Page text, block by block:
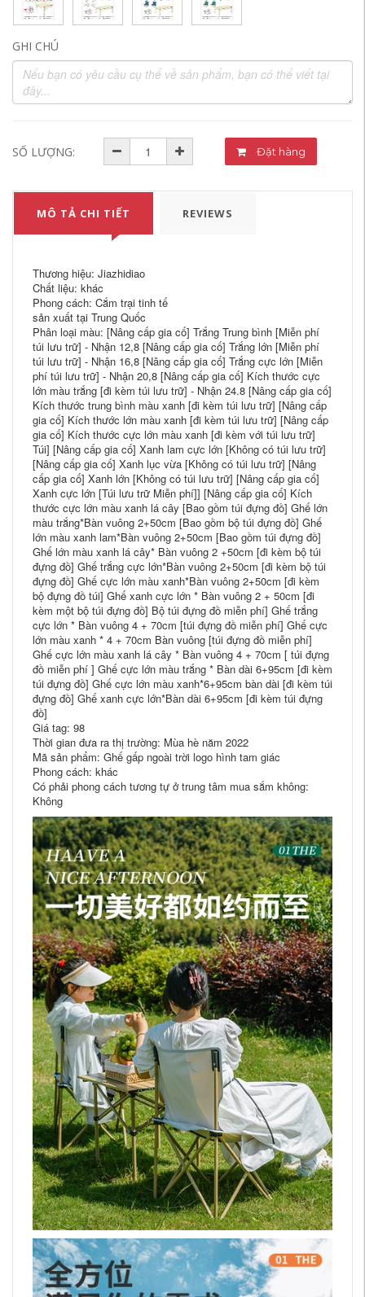
GHI CHÚ
SỐ LƯỢNG: Đặt hàng
MÔ TẢ CHI TIẾT REVIEWS
Thương hiệu: Jiazhidiao
Chất liệu: khác
Phong cách: Cắm trại tinh tế
sản xuất tại Trung Quốc
Phân loại màu: [Nâng cấp gia cố] Trắng Trung bình [Miễn phí
túi lưu trữ] - Nhận 12,8 [Nâng cấp gia cố] Trắng lớn [Miễn phí
túi lưu trữ] - Nhận 16,8 [Nâng cấp gia cố] Trắng cực lớn [Miễn
phí túi lưu trữ] - Nhận 20,8 [Nâng cấp gia cố] Kích thước cực
lớn màu trắng [đi kèm túi lưu trữ] - Nhận 24.8 [Nâng cấp gia cố]
Kích thước trung bình màu xanh [đi kèm túi lưu trữ] [Nâng cấp
gia cố] Kích thước lớn màu xanh [đi kèm túi lưu trữ] [Nâng cấp
gia cố] Kích thước cực lớn màu xanh [đi kèm với túi lưu trữ]
Túi] [Nâng cấp gia cố] Xanh lam cực lớn [Không có túi lưu trữ]
[Nâng cấp gia cố] Xanh lục vừa [Không có túi lưu trữ] [Nâng
cấp gia cố] Xanh lớn [Không có túi lưu trữ] [Nâng cấp gia cố]
Xanh cực lớn [Túi lưu trữ Miễn phí]] [Nâng cấp gia cố] Kích
thước cực lớn màu xanh lá cây [Bao gồm túi đựng đồ] Ghế lớn
màu trắng*Bàn vuông 2+50cm [Bao gồm bộ túi đựng đồ] Ghế
lớn màu xanh lam*Bàn vuông 2+50cm [Bao gồm túi đựng đồ]
Ghế lớn màu xanh lá cây* Bàn vuông 2 +50cm [đi kèm bộ túi
đựng đồ] Ghế trắng cực lớn*Bàn vuông 2+50cm [đi kèm bộ túi
đựng đồ] Ghế cực lớn màu xanh*Bàn vuông 2+50cm [đi kèm
bộ đựng đồ túi] Ghế xanh cực lớn * Bàn vuông 2 + 50cm [đi
kèm một bộ túi đựng đồ] Bộ túi đựng đồ miễn phí] Ghế trắng
cực lớn * Bàn vuông 4 + 70cm [túi đựng đồ miễn phí] Ghế cực
lớn màu xanh * 4 + 70cm Bàn vuông [túi đựng đồ miễn phí]
Ghế cực lớn màu xanh lá cây * Bàn vuông 4 + 70cm [ túi đựng
đồ miễn phí ] Ghế cực lớn màu trắng * Bàn dài 6+95cm [đi kèm
túi đựng đồ] Ghế cực lớn màu xanh*6+95cm bàn dài [đi kèm túi
đựng đồ] Ghế xanh cực lớn*Bàn dài 6+95cm [đi kèm túi đựng
đồ]
Giá tag: 98
Thời gian đưa ra thị trường: Mùa hè năm 2022
Mã sản phẩm: Ghế gấp ngoài trời logo hình tam giác
Phong cách: khác
Có phải phong cách tương tự ở trung tâm mua sắm không:
Không